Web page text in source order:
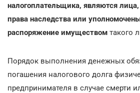
налогоплательщика, являются
права наследства или
распоряжение имуществом такого
Порядок выполнения денежных
погашения налогового долга
предпринимателя в случае смерти